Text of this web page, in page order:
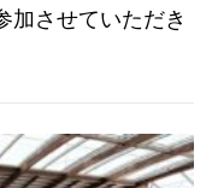
加させていただき